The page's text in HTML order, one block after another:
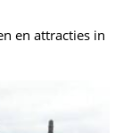
en attracties in